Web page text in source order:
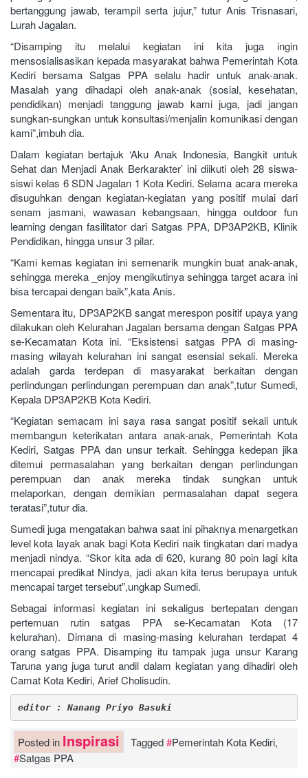
bertanggung jawab, terampil serta jujur,” tutur Anis Trisnasari,
Lurah Jagalan.
“Disamping itu melalui kegiatan ini kita juga ingin
mensosialisasikan kepada masyarakat bahwa Pemerintah Kota
Kediri bersama Satgas PPA selalu hadir untuk anak-anak.
Masalah yang dihadapi oleh anak-anak (sosial, kesehatan,
pendidikan) menjadi tanggung jawab kami juga, jadi jangan
sungkan-sungkan untuk konsultasi/menjalin komunikasi dengan
kami”,imbuh dia.
Dalam kegiatan bertajuk ‘Aku Anak Indonesia, Bangkit untuk
Sehat dan Menjadi Anak Berkarakter’ ini diikuti oleh 28 siswa-
siswi kelas 6 SDN Jagalan 1 Kota Kediri. Selama acara mereka
disuguhkan dengan kegiatan-kegiatan yang positif mulai dari
senam jasmani, wawasan kebangsaan, hingga outdoor fun
learning dengan fasilitator dari Satgas PPA, DP3AP2KB, Klinik
Pendidikan, hingga unsur 3 pilar.
“Kami kemas kegiatan ini semenarik mungkin buat anak-anak,
sehingga mereka _enjoy mengikutinya sehingga target acara ini
bisa tercapai dengan baik”,kata Anis.
Sementara itu, DP3AP2KB sangat merespon positif upaya yang
dilakukan oleh Kelurahan Jagalan bersama dengan Satgas PPA
se-Kecamatan Kota ini. “Eksistensi satgas PPA di masing-
masing wilayah kelurahan ini sangat esensial sekali. Mereka
adalah garda terdepan di masyarakat berkaitan dengan
perlindungan perlindungan perempuan dan anak”,tutur Sumedi,
Kepala DP3AP2KB Kota Kediri.
“Kegiatan semacam ini saya rasa sangat positif sekali untuk
membangun keterikatan antara anak-anak, Pemerintah Kota
Kediri, Satgas PPA dan unsur terkait. Sehingga kedepan jika
ditemui permasalahan yang berkaitan dengan perlindungan
perempuan dan anak mereka tindak sungkan untuk
melaporkan, dengan demikian permasalahan dapat segera
teratasi”,tutur dia.
Sumedi juga mengatakan bahwa saat ini pihaknya menargetkan
level kota layak anak bagi Kota Kediri naik tingkatan dari madya
menjadi nindya. “Skor kita ada di 620, kurang 80 poin lagi kita
mencapai predikat Nindya, jadi akan kita terus berupaya untuk
mencapai target tersebut”,ungkap Sumedi.
Sebagai informasi kegiatan ini sekaligus bertepatan dengan
pertemuan rutin satgas PPA se-Kecamatan Kota (17
kelurahan). Dimana di masing-masing kelurahan terdapat 4
orang satgas PPA. Disamping itu tampak juga unsur Karang
Taruna yang juga turut andil dalam kegiatan yang dihadiri oleh
Camat Kota Kediri, Arief Cholisudin.
editor : Nanang Priyo Basuki
Posted in Inspirasi Tagged Pemerintah Kota Kediri,
Satgas PPA